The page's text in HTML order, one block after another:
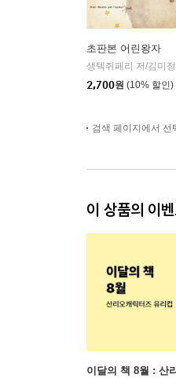
초판본 어린왕자
2,700원 (10% 할인)
검색 페이지에서
이 상품의 이
이달의 책 8월 : 산